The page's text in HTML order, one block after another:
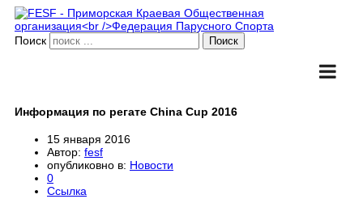
Поиск
Информация по регате China Cup 2016
15 января 2016
Автор: fesf
опубликовно в: Новости
0
Ссылка